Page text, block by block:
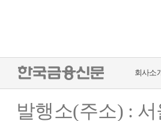
회사소
발행소(주소) :